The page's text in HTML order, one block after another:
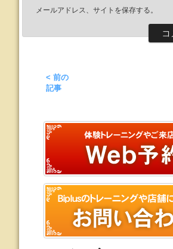
メールアドレス、サイトを保存する。
< 前の
記事